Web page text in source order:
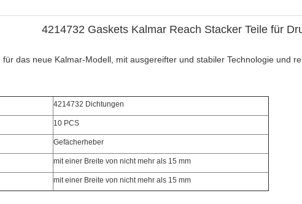
4214732 Gaskets Kalmar Reach Stacker Teile für
das neue Kalmar-Modell, mit ausgereifter und stabiler Technologie und
4214732 Dichtungen
10 PCS
Gefächerheber
mit einer Breite von nicht mehr als 15 mm
mit einer Breite von nicht mehr als 15 mm